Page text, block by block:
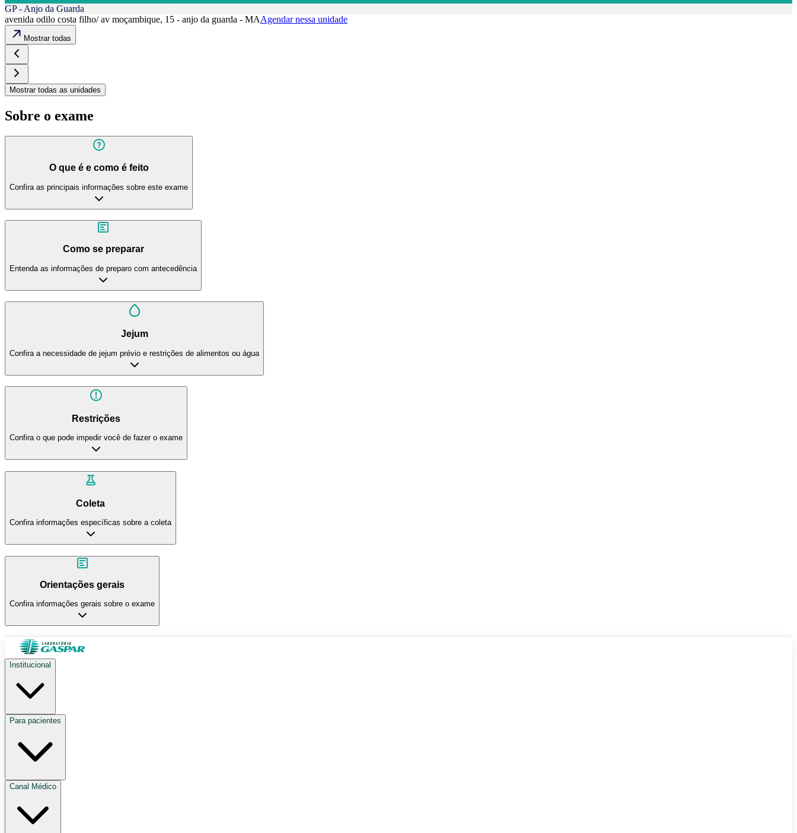
GP - Anjo da Guarda
avenida odilo costa filho/ av moçambique, 15 - anjo da guarda - MAAgendar nessa unidade
Mostrar todas
Mostrar todas as unidades
Sobre o exame
O que é e como é feito
Confira as principais informações sobre este exame
Como se preparar
Entenda as informações de preparo com antecedência
Jejum
Confira a necessidade de jejum prévio e restrições de alimentos ou água
Restrições
Confira o que pode impedir você de fazer o exame
Coleta
Confira informações específicas sobre a coleta
Orientações gerais
Confira informações gerais sobre o exame
Institucional
Para pacientes
Canal Médico